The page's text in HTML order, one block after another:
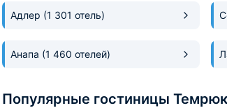
Адлер (1 301 отель)
Анапа (1 460 отелей)
Популярные гостиницы